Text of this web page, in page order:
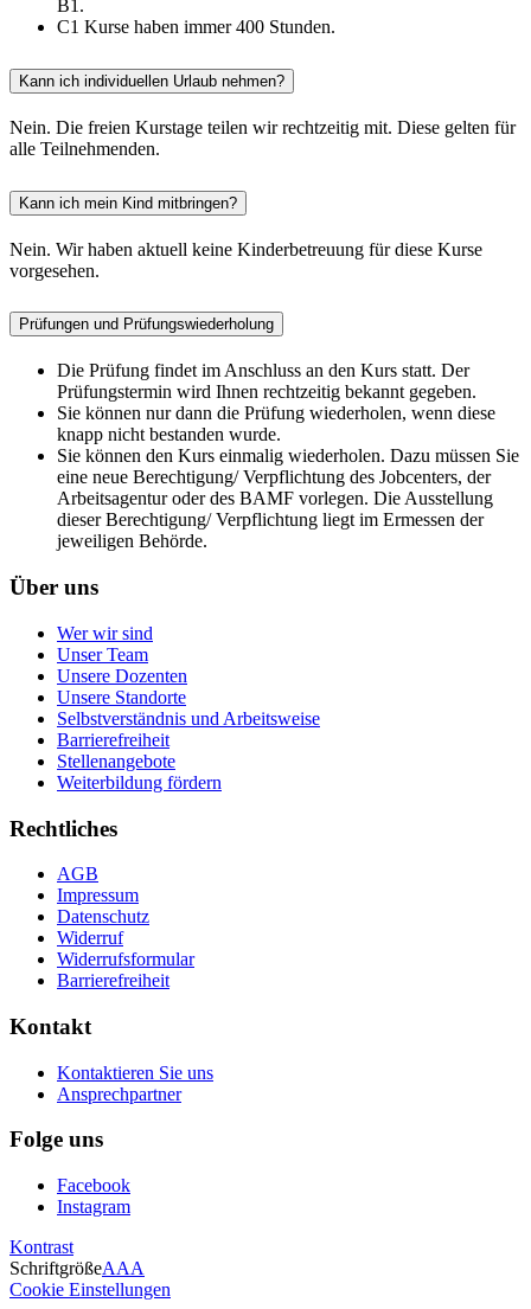
B1.
C1 Kurse haben immer 400 Stunden.
Kann ich individuellen Urlaub nehmen?
Nein. Die freien Kurstage teilen wir rechtzeitig mit. Diese gelten für
alle Teilnehmenden.
Kann ich mein Kind mitbringen?
Nein. Wir haben aktuell keine Kinderbetreuung für diese Kurse
vorgesehen.
Prüfungen und Prüfungswiederholung
Die Prüfung findet im Anschluss an den Kurs statt. Der
Prüfungstermin wird Ihnen rechtzeitig bekannt gegeben.
Sie können nur dann die Prüfung wiederholen, wenn diese
knapp nicht bestanden wurde.
Sie können den Kurs einmalig wiederholen. Dazu müssen Sie
eine neue Berechtigung/ Verpflichtung des Jobcenters, der
Arbeitsagentur oder des BAMF vorlegen. Die Ausstellung
dieser Berechtigung/ Verpflichtung liegt im Ermessen der
jeweiligen Behörde.
Über uns
Wer wir sind
Unser Team
Unsere Dozenten
Unsere Standorte
Selbstverständnis und Arbeitsweise
Barrierefreiheit
Stellenangebote
Weiterbildung fördern
Rechtliches
AGB
Impressum
Datenschutz
Widerruf
Widerrufsformular
Barrierefreiheit
Kontakt
Kontaktieren Sie uns
Ansprechpartner
Folge uns
Facebook
Instagram
Kontrast
SchriftgrößeAAA
Cookie Einstellungen